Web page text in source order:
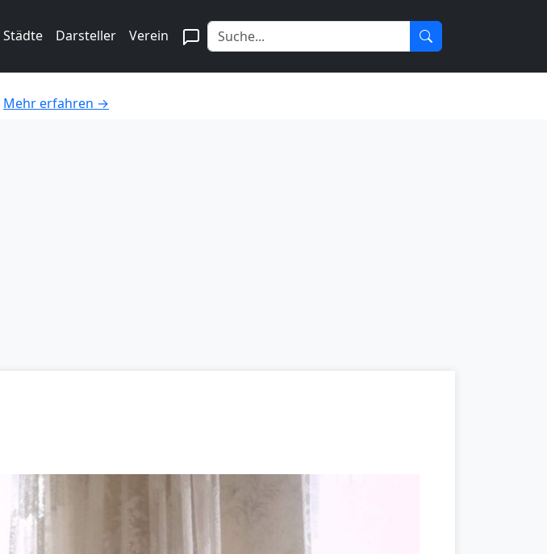
Städte Darsteller Verein
Mehr erfahren →